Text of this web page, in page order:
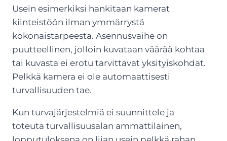
Usein esimerkiksi hankitaan kamerat
kiinteistöön ilman ymmärrystä
kokonaistarpeesta. Asennusvaihe on
puutteellinen, jolloin kuvataan väärää kohtaa
tai kuvasta ei erotu tarvittavat yksityiskohdat.
Pelkkä kamera ei ole automaattisesti
turvallisuuden tae.
Kun turvajärjestelmiä ei suunnittele ja
toteuta turvallisuusalan ammattilainen,